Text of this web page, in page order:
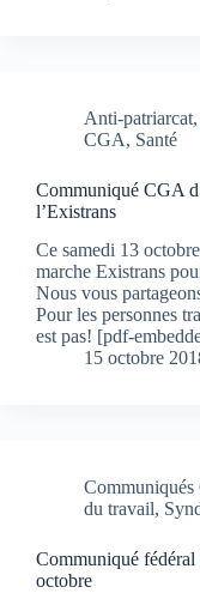
Anti-patriarcat,
CGA, Santé
Communiqué CGA
l’Existrans
Ce samedi 13
marche Existrans
Nous vous
Pour les personnes
est pas! [pdf-
15 octobre
Communiqués
du travail,
Communiqué
octobre